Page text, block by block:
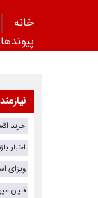
خانه
پیوند‌ها
خرید
اخبار
ویزای
قلیان